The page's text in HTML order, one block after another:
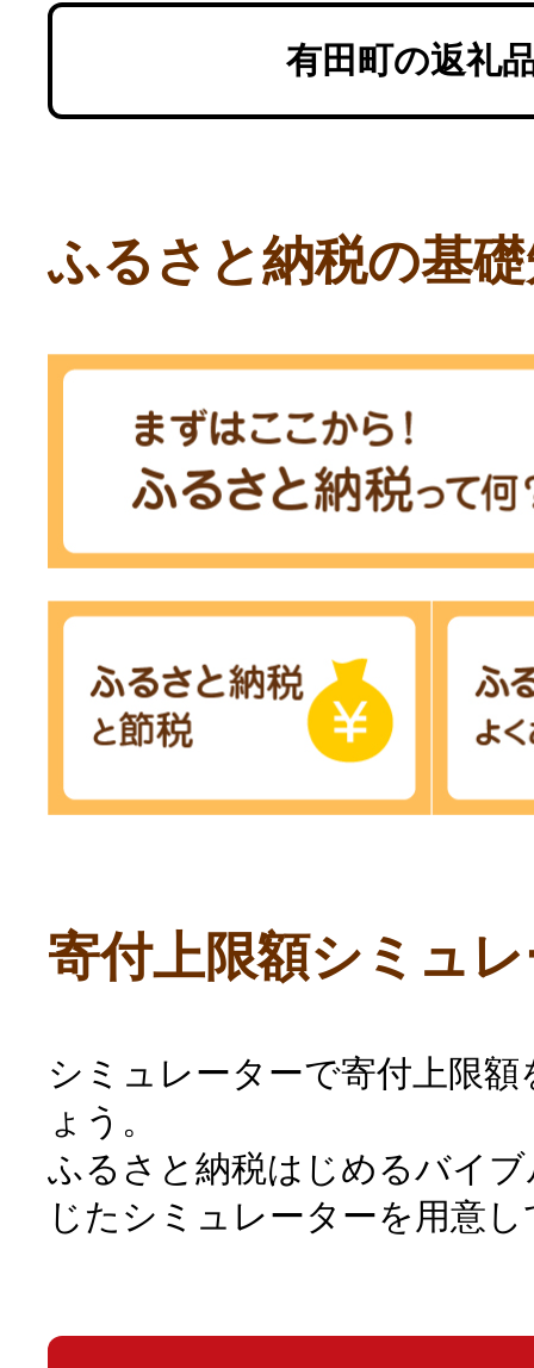
有田町の返礼
ふるさと納税の基
寄付上限額シミュ
シミュレーターで寄付上限
ょう。
ふるさと納税はじめるバイ
じたシミュレーターを用意